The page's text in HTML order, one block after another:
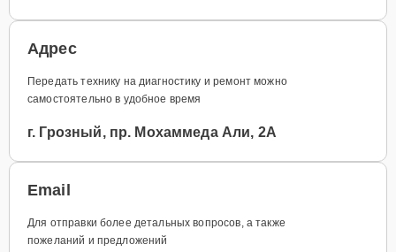
Адрес
Передать технику на диагностику и ремонт можно
самостоятельно в удобное время
г. Грозный, пр. Мохаммеда Али, 2А
Email
Для отправки более детальных вопросов, а также
пожеланий и предложений